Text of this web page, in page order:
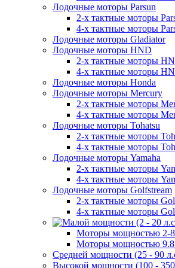
Лодочные моторы Parsun
2-х тактные моторы
4-х тактные моторы
Лодочные моторы Gladiator
Лодочные моторы HND
2-х тактные моторы
4-х тактные моторы
Лодочные моторы Honda
Лодочные моторы Mercury
2-х тактные моторы
4-х тактные моторы
Лодочные моторы Tohatsu
2-х тактные моторы
4-х тактные моторы
Лодочные моторы Yamaha
2-х тактные моторы
4-х тактные моторы
Лодочные моторы Golfstream
2-х тактные моторы
4-х тактные моторы
Моторы мощностью 2-8
Моторы мощностью 9.8
Средней мощности (25 - 90
Высокой мощности (100 -